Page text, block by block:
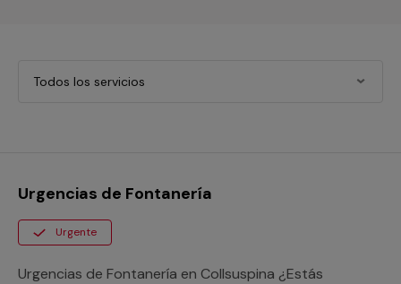
Todos los servicios
Urgencias de Fontanería
Urgente
Urgencias de Fontanería en Collsuspina ¿Estás